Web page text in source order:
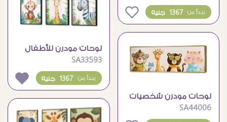
1367 جنيه يبدأ من 0
لوحات مودرن شخصيات
كرتون لغرف الطفال
SA44006
لوحات مودرن للأطفال
SA33593
1367 جنيه يبدأ من